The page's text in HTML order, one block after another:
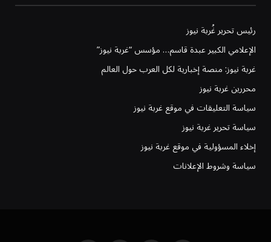
رئيس تحرير غُربة نيوز
الإعلامي الكبير عبدة قاسم… مؤسس “غربة نيوز”
غربة نيوز: منصة إخبارية لكل العرب حول العالم
محررين غربة نيوز
سياسة التعليقات في موقع غربة نيوز
سياسة تحرير غربة نيوز
إخلاء المسؤولية في موقع غربة نيوز
سياسة وشروط الإعلانات